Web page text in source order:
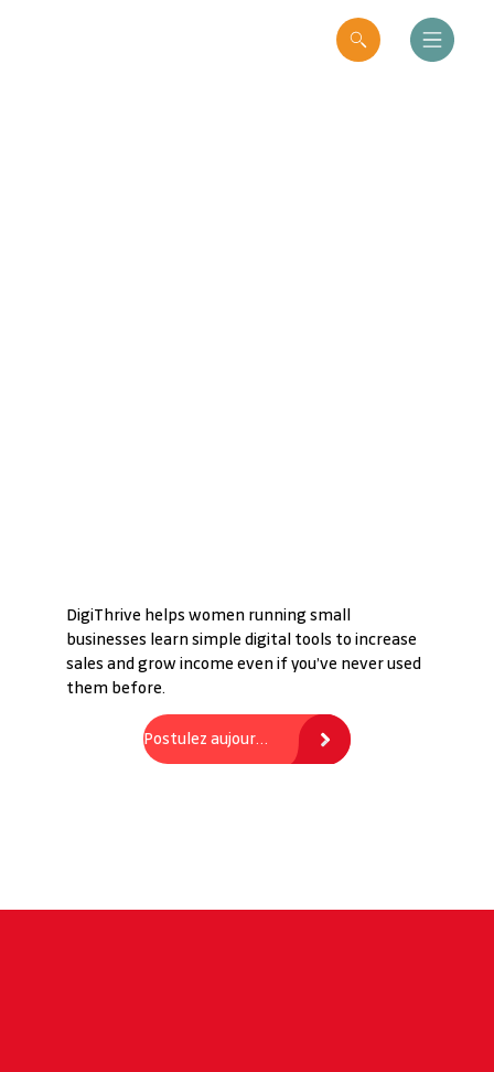
DigiThrive helps women running small
businesses learn simple digital tools to increase
sales and grow income even if you’ve never used
them before.
Postulez aujourd'hui